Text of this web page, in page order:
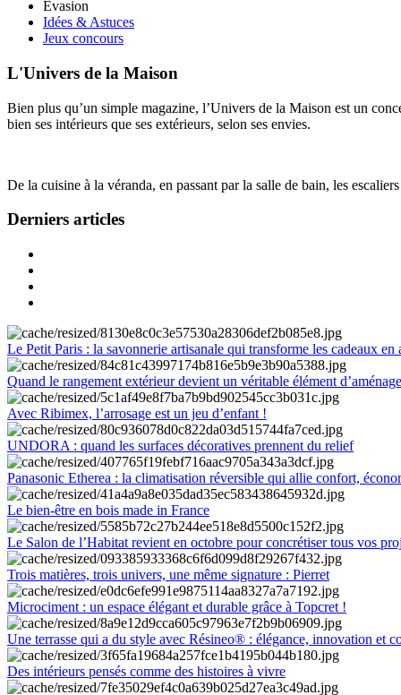
Évasion
Idées & Astuces
Jeux concours
L'Univers de la Maison
Bien plus qu’un simple magazine, l’Univers de la Maison est un
bien ses intérieurs que ses extérieurs, selon ses envies.
De la cuisine à la véranda, en passant par la salle de bain, les
Derniers articles
Le Petit Paris : la savonnerie artisanale qui transforme les cadeaux en
Quand le rangement extérieur devient un véritable élément
Avec Ribimex, l’arrosage est un jeu d’enfant !
UNDORA : quand les surfaces décoratives prennent du relief
Panasonic Etherea : la climatisation réversible qui allie confort,
Le bien-être en bois made in France
Le Salon de l’Habitat revient en octobre pour concrétiser tous vos
Trois matières, trois univers, une même signature : Pierret
Microciment : un espace élégant et durable grâce à Topcret !
Une terrasse qui a du style avec Résineo® : élégance, innovation et
Des intérieurs pensés comme des histoires à vivre